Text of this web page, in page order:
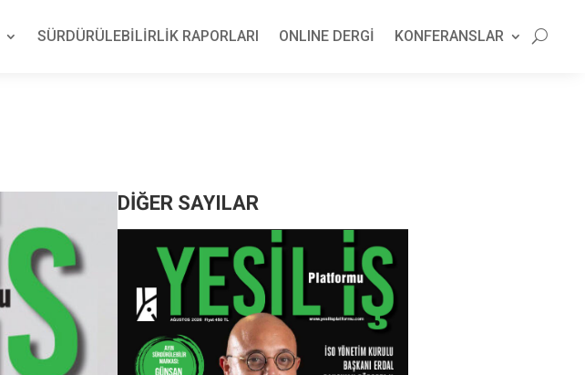
SÜRDÜRÜLEBİLİRLİK RAPORLARI ONLINE DERGİ KONFERANSLAR
DİĞER SAYILAR